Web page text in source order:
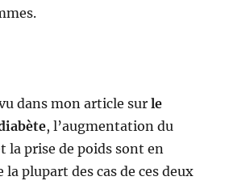
dans mon article surle
, l’augmentation du
la prise de poids sont en
la plupart des cas de ces deux